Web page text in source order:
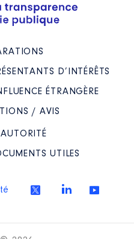
D’INTÉRÊTS
ÉTRANGÈRE
/ AVIS
UTILES